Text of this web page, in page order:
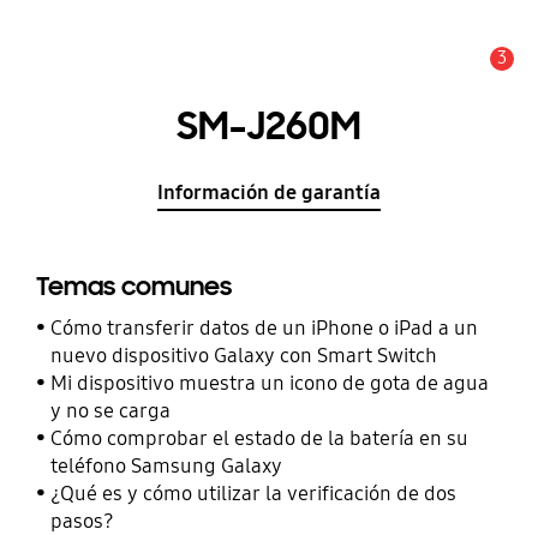
3
SM-J260M
Información de garantía
Temas comunes
Cómo transferir datos de un iPhone o iPad a un
nuevo dispositivo Galaxy con Smart Switch
Mi dispositivo muestra un icono de gota de agua
y no se carga
Cómo comprobar el estado de la batería en su
teléfono Samsung Galaxy
¿Qué es y cómo utilizar la verificación de dos
pasos?